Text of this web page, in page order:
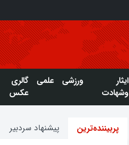
ایثار
وشهادت
ورزشی علمی
گالری
عکس
پربیننده‌ترین پیشنهاد سردبیر